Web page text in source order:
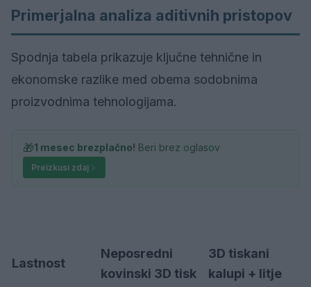
Primerjalna analiza aditivnih pristopov
Spodnja tabela prikazuje ključne tehnične in
ekonomske razlike med obema sodobnima
proizvodnima tehnologijama.
🎁1 mesec brezplačno! Beri brez oglasov
Preizkusi zdaj
Lastnost
Neposredni
kovinski 3D tisk
3D tiskani
kalupi + litje